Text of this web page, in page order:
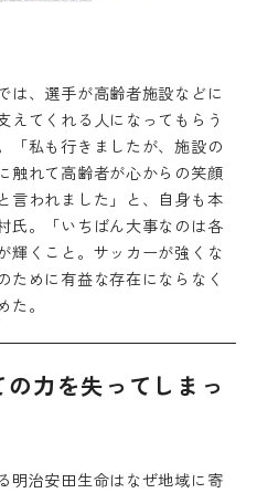
は、選手が高齢者施設などに
えてくれる人になってもらう
「私も行きましたが、施設の
触れて高齢者が心からの笑顔
言われました」と、自身も本
氏。「いちばん大事なのは各
輝くこと。サッカーが強くな
ために有益な存在にならなく
。
力を失ってしまっ
明治安田生命はなぜ地域に寄